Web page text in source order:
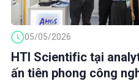
05/05/2026
HTI Scientific tại
ấn tiên phong công